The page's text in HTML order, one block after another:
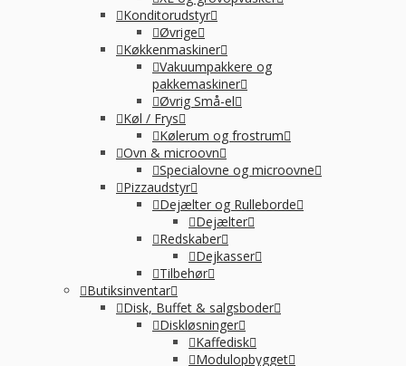
Konditorudstyr
Øvrige
Køkkenmaskiner
Vakuumpakkere og
pakkemaskiner
Øvrig Små-el
Køl / Frys
Kølerum og frostrum
Ovn & microovn
Specialovne og microovne
Pizzaudstyr
Dejælter og Rulleborde
Dejælter
Redskaber
Dejkasser
Tilbehør
Butiksinventar
Disk, Buffet & salgsboder
Diskløsninger
Kaffedisk
Modulopbygget